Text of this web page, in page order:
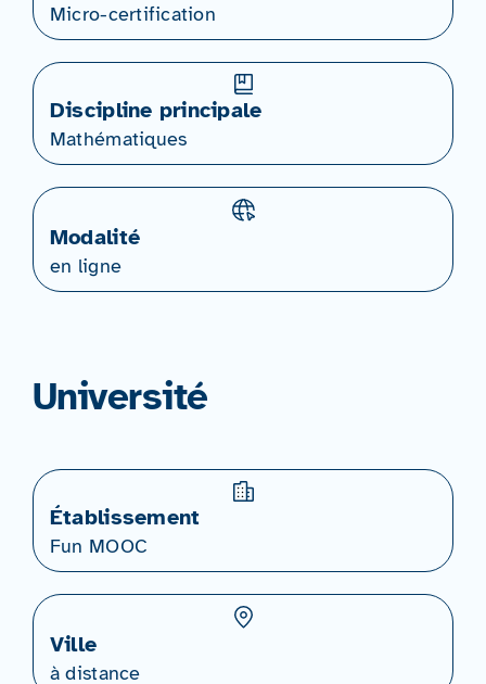
Micro-certification
Discipline principale
Mathématiques
Modalité
en ligne
Université
Établissement
Fun MOOC
Ville
à distance